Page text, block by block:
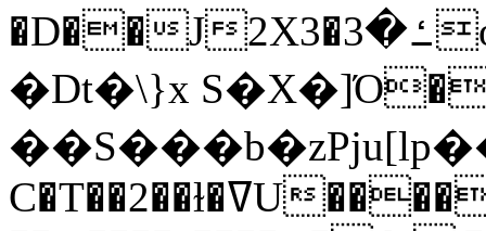
�D��J2X3�ߑ�3o�|aak�q�@����]�K���w���r;�
�Dt�\}x
C�T��2��ɫ�ߜU����2�L�����m" �